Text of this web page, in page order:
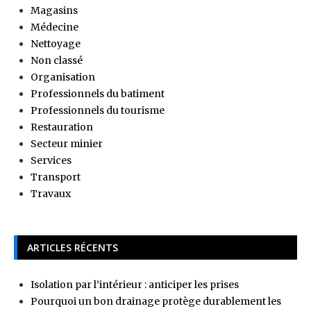
Magasins
Médecine
Nettoyage
Non classé
Organisation
Professionnels du batiment
Professionnels du tourisme
Restauration
Secteur minier
Services
Transport
Travaux
ARTICLES RÉCENTS
Isolation par l’intérieur : anticiper les prises
Pourquoi un bon drainage protège durablement les